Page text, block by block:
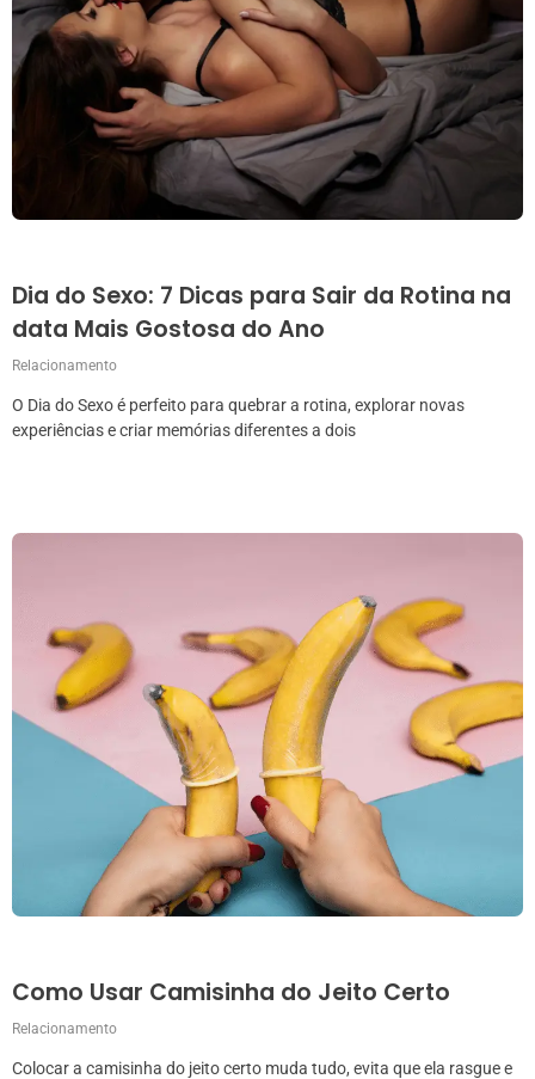
Dia do Sexo: 7 Dicas para Sair da Rotina na
data Mais Gostosa do Ano
Relacionamento
O Dia do Sexo é perfeito para quebrar a rotina, explorar novas
experiências e criar memórias diferentes a dois
Como Usar Camisinha do Jeito Certo
Relacionamento
Colocar a camisinha do jeito certo muda tudo, evita que ela rasgue e